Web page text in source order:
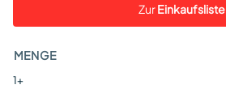
ZurEinkaufsliste
MENGE
1+